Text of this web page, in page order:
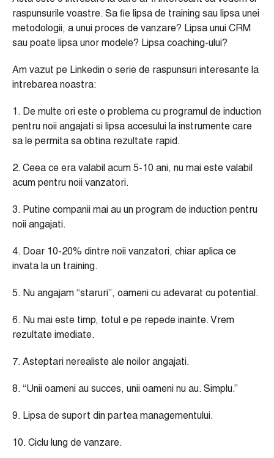
raspunsurile voastre. Sa fie lipsa de training sau lipsa unei
metodologii, a unui proces de vanzare? Lipsa unui CRM
sau poate lipsa unor modele? Lipsa coaching-ului?
Am vazut pe Linkedin o serie de raspunsuri interesante la
intrebarea noastra:
1. De multe ori este o problema cu programul de induction
pentru noii angajati si lipsa accesului la instrumente care
sa le permita sa obtina rezultate rapid.
2. Ceea ce era valabil acum 5-10 ani, nu mai este valabil
acum pentru noii vanzatori.
3. Putine companii mai au un program de induction pentru
noii angajati.
4. Doar 10-20% dintre noii vanzatori, chiar aplica ce
invata la un training.
5. Nu angajam “staruri”, oameni cu adevarat cu potential.
6. Nu mai este timp, totul e pe repede inainte. Vrem
rezultate imediate.
7. Asteptari nerealiste ale noilor angajati.
8. “Unii oameni au succes, unii oameni nu au. Simplu.”
9. Lipsa de suport din partea managementului.
10. Ciclu lung de vanzare.